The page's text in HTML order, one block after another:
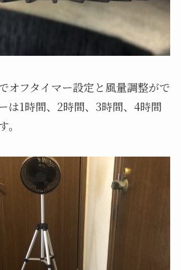
オフタイマー設定と風量調整がで
は1時間、2時間、3時間、4時間